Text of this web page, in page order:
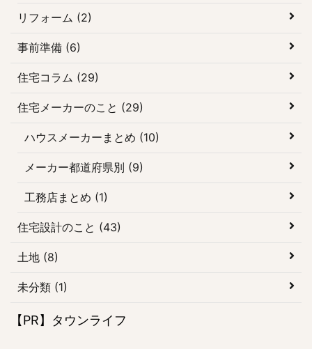
た住宅メーカー・工 ...
リフォーム (2)
事前準備 (6)
住宅コラム (29)
住宅メーカーのこと (29)
ハウスメーカーまとめ (10)
メーカー都道府県別 (9)
工務店まとめ (1)
住宅設計のこと (43)
土地 (8)
未分類 (1)
【PR】タウンライフ